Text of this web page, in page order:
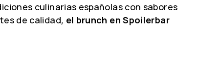
culinarias españolas con sabores
de calidad, el brunch en Spoilerbar